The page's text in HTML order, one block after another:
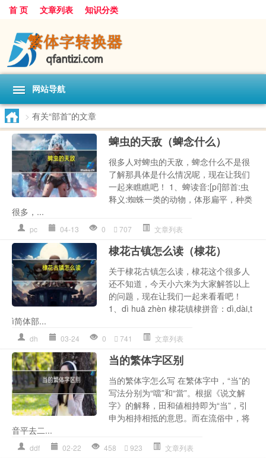
首 页 文章列表 知识分类
网站导航
> 有关“部首”的文章
蜱虫的天敌（蜱念什么）
很多人对蜱虫的天敌，蜱念什么不是很
了解那具体是什么情况呢，现在让我们
一起来瞧瞧吧！ 1、蜱读音:[pí]部首:虫
释义:蜘蛛一类的动物，体形扁平，种类
很多，...
pc 04-13 0 707 文章列表
棣花古镇怎么读（棣花）
关于棣花古镇怎么读，棣花这个很多人
还不知道，今天小六来为大家解答以上
的问题，现在让我们一起来看看吧！
1、dì huā zhèn 棣花镇棣拼音：dì,dài,t
ì简体部...
dh 03-24 0 741 文章列表
当的繁体字区别
当的繁体字怎么写 在繁体字中，“当”的
写法分别为“噹”和“當”。根据《说文解
字》的解释，田和値相持即为“当”，引
申为相持相抵的意思。而在流俗中，将
音平去二...
ddf 02-22 458 923 文章列表